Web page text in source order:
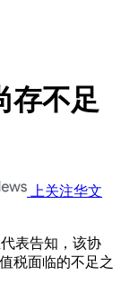
存不足
上关注华文
表告知，该协
税面临的不足之